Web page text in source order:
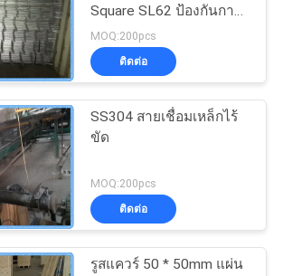
Square SL62 ป้องกันการ
เสียดสี
MOQ:200pcs
ติดต่อ
SS304 สายเชื่อมเหล็กไร้
ขัด
MOQ:200pcs
ติดต่อ
รูสแควร์ 50 * 50mm แผ่น